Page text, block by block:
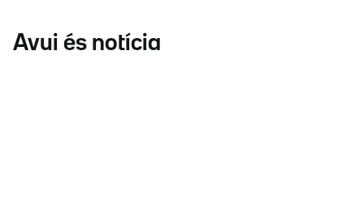
Avui és notícia